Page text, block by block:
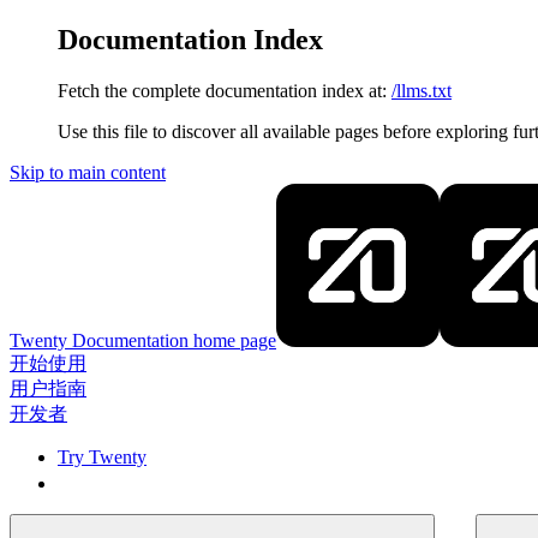
Documentation Index
Fetch the complete documentation index at: /llms.txt
Use this file to discover all available pages before exploring
Skip to main content
Twenty Documentation home page
开始使用
用户指南
开发者
Try Twenty